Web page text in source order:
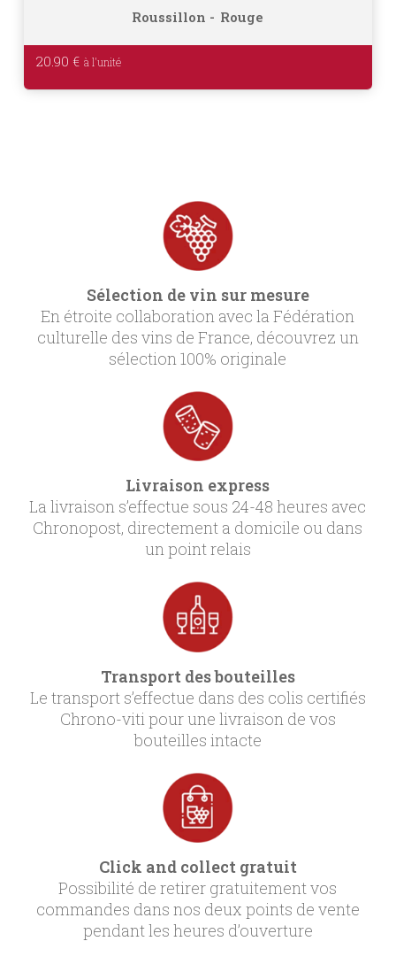
Roussillon Rouge
20.90 €
Sélection de vin sur mesure
En étroite collaboration avec la Fédération
culturelle des vins de France, découvrez un
sélection 100% originale
Livraison express
La livraison s’effectue sous 24-48 heures avec
Chronopost, directement a domicile ou dans
un point relais
Transport des bouteilles
Le transport s’effectue dans des colis certifiés
Chrono-viti pour une livraison de vos
bouteilles intacte
Click and collect gratuit
Possibilité de retirer gratuitement vos
commandes dans nos deux points de vente
pendant les heures d’ouverture